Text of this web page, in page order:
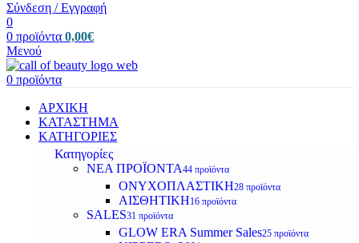
Σύνδεση / Εγγραφή
0
0 προϊόντα 0,00€
Μενού
0 προϊόντα
ΑΡΧΙΚΗ
ΚΑΤΑΣΤΗΜΑ
ΚΑΤΗΓΟΡΙΕΣ
Κατηγορίες
ΝΕΑ ΠΡΟΪΟΝΤΑ44 προϊόντα
ΟΝΥΧΟΠΛΑΣΤΙΚΗ28 προϊόντα
ΑΙΣΘΗΤΙΚΗ16 προϊόντα
SALES31 προϊόντα
GLOW ERA Summer Sales25 προϊόντα